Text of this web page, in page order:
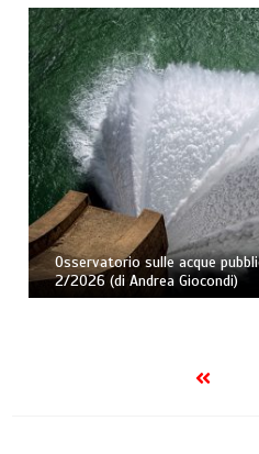
Osservatorio sulle acque
2/2026 (di Andrea Giocondi)